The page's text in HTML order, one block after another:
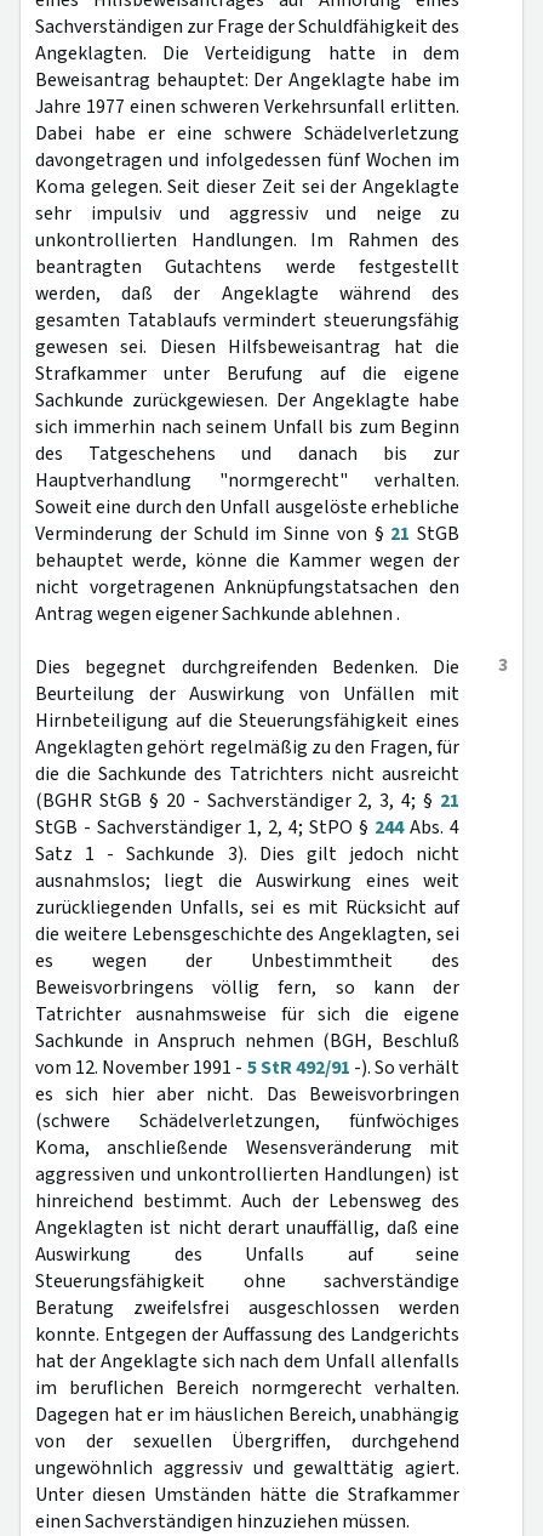
Sachverständigen zur Frage der Schuldfähigkeit des
Angeklagten. Die Verteidigung hatte in dem
Beweisantrag behauptet: Der Angeklagte habe im
Jahre 1977 einen schweren Verkehrsunfall erlitten.
Dabei habe er eine schwere Schädelverletzung
davongetragen und infolgedessen fünf Wochen im
Koma gelegen. Seit dieser Zeit sei der Angeklagte
sehr impulsiv und aggressiv und neige zu
unkontrollierten Handlungen. Im Rahmen des
beantragten Gutachtens werde festgestellt
werden, daß der Angeklagte während des
gesamten Tatablaufs vermindert steuerungsfähig
gewesen sei. Diesen Hilfsbeweisantrag hat die
Strafkammer unter Berufung auf die eigene
Sachkunde zurückgewiesen. Der Angeklagte habe
sich immerhin nach seinem Unfall bis zum Beginn
des Tatgeschehens und danach bis zur
Hauptverhandlung "normgerecht" verhalten.
Soweit eine durch den Unfall ausgelöste erhebliche
Verminderung der Schuld im Sinne von § 21 StGB
behauptet werde, könne die Kammer wegen der
nicht vorgetragenen Anknüpfungstatsachen den
Antrag wegen eigener Sachkunde ablehnen .
3
Dies begegnet durchgreifenden Bedenken. Die
Beurteilung der Auswirkung von Unfällen mit
Hirnbeteiligung auf die Steuerungsfähigkeit eines
Angeklagten gehört regelmäßig zu den Fragen, für
die die Sachkunde des Tatrichters nicht ausreicht
(BGHR StGB § 20 - Sachverständiger 2, 3, 4; § 21
StGB - Sachverständiger 1, 2, 4; StPO § 244Abs. 4
Satz 1 - Sachkunde 3). Dies gilt jedoch nicht
ausnahmslos; liegt die Auswirkung eines weit
zurückliegenden Unfalls, sei es mit Rücksicht auf
die weitere Lebensgeschichte des Angeklagten, sei
es wegen der Unbestimmtheit des
Beweisvorbringens völlig fern, so kann der
Tatrichter ausnahmsweise für sich die eigene
Sachkunde in Anspruch nehmen (BGH, Beschluß
vom 12. November 1991 - 5 StR 492/91 -). So verhält
es sich hier aber nicht. Das Beweisvorbringen
(schwere Schädelverletzungen, fünfwöchiges
Koma, anschließende Wesensveränderung mit
aggressiven und unkontrollierten Handlungen) ist
hinreichend bestimmt. Auch der Lebensweg des
Angeklagten ist nicht derart unauffällig, daß eine
Auswirkung des Unfalls auf seine
Steuerungsfähigkeit ohne sachverständige
Beratung zweifelsfrei ausgeschlossen werden
konnte. Entgegen der Auffassung des Landgerichts
hat der Angeklagte sich nach dem Unfall allenfalls
im beruflichen Bereich normgerecht verhalten.
Dagegen hat er im häuslichen Bereich, unabhängig
von der sexuellen Übergriffen, durchgehend
ungewöhnlich aggressiv und gewalttätig agiert.
Unter diesen Umständen hätte die Strafkammer
einen Sachverständigen hinzuziehen müssen.